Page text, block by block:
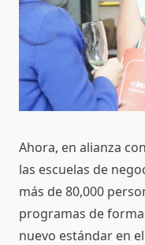
Ahora, en alianza
las escuelas de
más de 80,000
programas de
nuevo estándar en